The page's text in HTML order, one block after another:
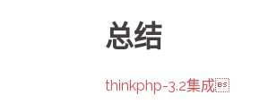
总结
thinkphp-3.2集成